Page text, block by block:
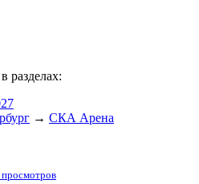
разделах:
→ СКА Арена
просмотров